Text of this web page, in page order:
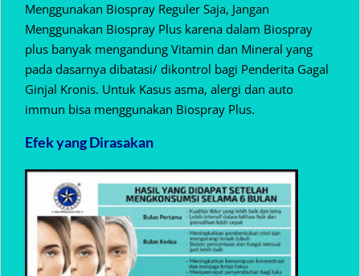
Menggunakan Biospray Reguler Saja, Jangan
Menggunakan Biospray Plus karena dalam Biospray
plus banyak mengandung Vitamin dan Mineral yang
pada dasarnya dibatasi/ dikontrol bagi Penderita Gagal
Ginjal Kronis. Untuk Kasus asma, alergi dan auto
immun bisa menggunakan Biospray Plus.
Efek yang Dirasakan